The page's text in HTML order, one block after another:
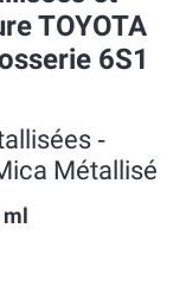
TOYOTA
6S1
‐
Métallisé
ml